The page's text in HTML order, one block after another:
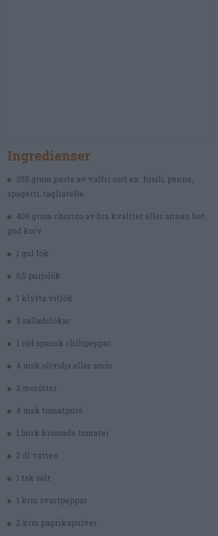
Ingredienser
350 gram pasta av valfri sort ex. fusili, penne,
spagetti, tagliatelle
400 gram chorizo av bra kvalitet eller annan het
god korv
1 gul lök
0,5 purjolök
1 klyfta vitlök
3 salladslökar
1 röd spansk chilipeppar
4 msk olivolja eller smör
3 morötter
4 msk tomatpuré
1 burk krossade tomater
2 dl vatten
1 tsk salt
1 krm svartpeppar
2 krm paprikapulver